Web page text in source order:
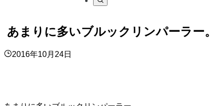
あまりに多いブルックリンパーラー。
2016年10月24日